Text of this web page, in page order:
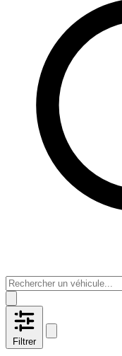
Filtrer